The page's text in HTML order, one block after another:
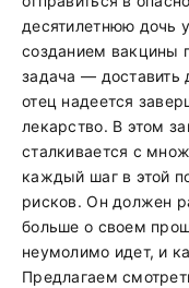
десятилетнюю дочь
созданием вакцины
задача — доставить
отец надеется
лекарство. В этом
сталкивается с
каждый шаг в этой
рисков. Он должен
больше о своем
неумолимо идет, и
Предлагаем